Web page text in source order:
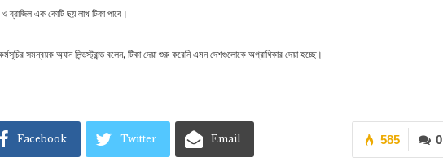
ব্রাজিল এক কোটি ছয় লাখ টিকা পাবে।
কর্মসূচির সমন্বয়ক অ্যান লিন্ডস্ট্রান্ড বলেন, টিকা দেয়া শুরু করেনি এমন দেশগুলোকে অগ্রাধিকার দেয়া হচ্ছে।
0
585
Facebook Twitter Email